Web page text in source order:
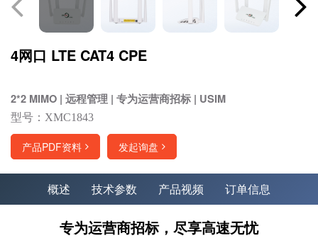
4网口 LTE CAT4 CPE
2*2 MIMO | 远程管理 | 专为运营商招标 | USIM
型号：XMC1843
产品PDF资料 发起询盘
概述 技术参数 产品视频 订单信息
专为运营商招标，尽享高速无忧